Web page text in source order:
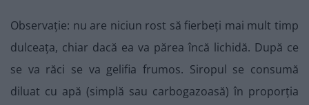
Observație: nu are niciun rost să fierbeți mai mult timp
dulceața, chiar dacă ea va părea încă lichidă. După ce
se va răci se va gelifia frumos. Siropul se consumă
diluat cu apă (simplă sau carbogazoasă) în proporția